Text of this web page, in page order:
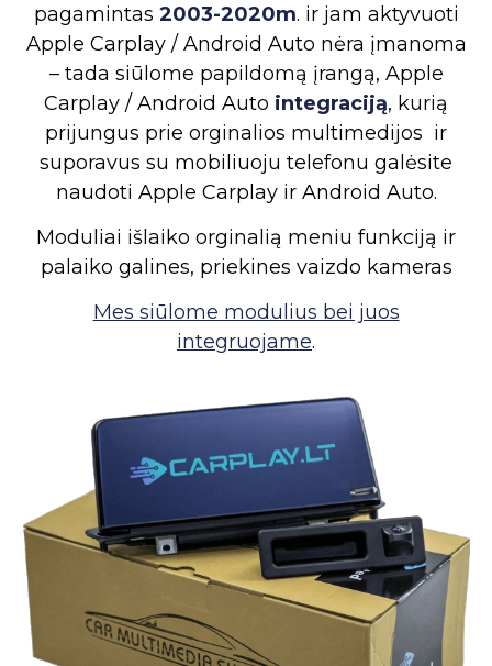
pagamintas 2003-2020m. ir jam aktyvuoti
Apple Carplay / Android Auto nėra įmanoma
– tada siūlome papildomą įrangą, Apple
Carplay / Android Auto integraciją, kurią
prijungus prie orginalios multimedijos ir
suporavus su mobiliuoju telefonu galėsite
naudoti Apple Carplay ir Android Auto.
Moduliai išlaiko orginalią meniu funkciją ir
palaiko galines, priekines vaizdo kameras
Mes siūlome modulius bei juos
integruojame.